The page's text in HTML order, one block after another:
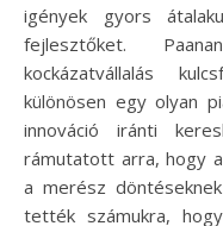
igények gyors
fejlesztőket.
kockázatvállalás
különösen egy olyan
innováció iránti
rámutatott arra, hogy
a merész
tették számukra,